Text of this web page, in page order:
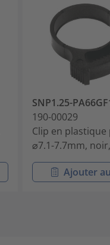
SNP1.25-
190-00029
Clip en
⌀7.1-7.7mm,
Ajouter